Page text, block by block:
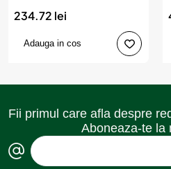
234.72 lei
Adauga in cos
Fii primul care afla despre
Aboneaza-te la